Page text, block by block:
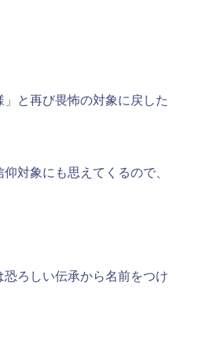
と再び畏怖の対象に戻した
対象にも思えてくるので、
ろしい伝承から名前をつけ